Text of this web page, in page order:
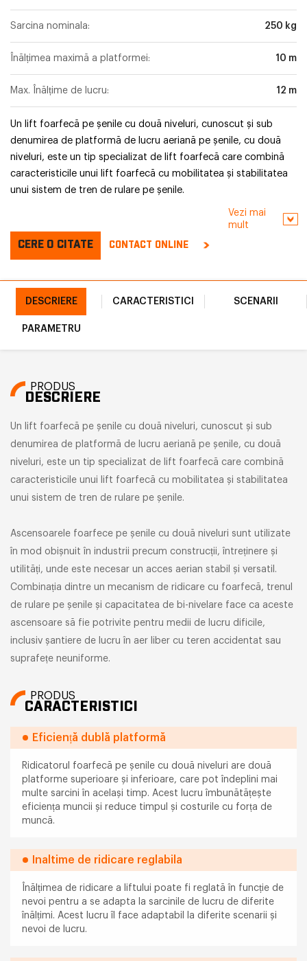
Sarcina nominala: 250 kg
Înălțimea maximă a platformei: 10 m
Max. Înălțime de lucru: 12 m
Un lift foarfecă pe șenile cu două niveluri, cunoscut și sub
denumirea de platformă de lucru aeriană pe șenile, cu două
niveluri, este un tip specializat de lift foarfecă care combină
caracteristicile unui lift foarfecă cu mobilitatea și stabilitatea
unui sistem de tren de rulare pe șenile.
Vezi mai
mult
CERE O CITATE CONTACT ONLINE
DESCRIERE CARACTERISTICI SCENARII
PARAMETRU
PRODUS
DESCRIERE
Un lift foarfecă pe șenile cu două niveluri, cunoscut și sub
denumirea de platformă de lucru aeriană pe șenile, cu două
niveluri, este un tip specializat de lift foarfecă care combină
caracteristicile unui lift foarfecă cu mobilitatea și stabilitatea
unui sistem de tren de rulare pe șenile.
Ascensoarele foarfece pe șenile cu două niveluri sunt utilizate
în mod obișnuit în industrii precum construcții, întreținere și
utilități, unde este necesar un acces aerian stabil și versatil.
Combinația dintre un mecanism de ridicare cu foarfecă, trenul
de rulare pe șenile și capacitatea de bi-nivelare face ca aceste
ascensoare să fie potrivite pentru medii de lucru dificile,
inclusiv șantiere de lucru în aer liber cu teren accidentat sau
suprafețe neuniforme.
PRODUS
CARACTERISTICI
Eficiență dublă platformă
Ridicatorul foarfecă pe șenile cu două niveluri are două
platforme superioare și inferioare, care pot îndeplini mai
multe sarcini în același timp. Acest lucru îmbunătățește
eficiența muncii și reduce timpul și costurile cu forța de
muncă.
Inaltime de ridicare reglabila
Înălțimea de ridicare a liftului poate fi reglată în funcție de
nevoi pentru a se adapta la sarcinile de lucru de diferite
înălțimi. Acest lucru îl face adaptabil la diferite scenarii și
nevoi de lucru.